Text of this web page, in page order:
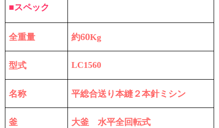
■スペック
全重量 約60Kg
型式 LC1560
名称 平総合送り本縫２本針ミシン
釜 大釜 水平全回転式